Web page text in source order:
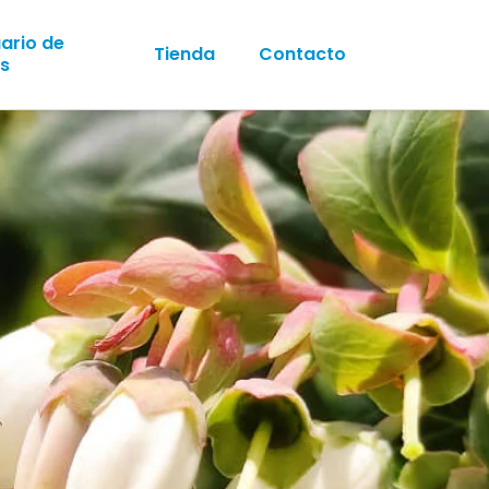
de
Tienda Contacto